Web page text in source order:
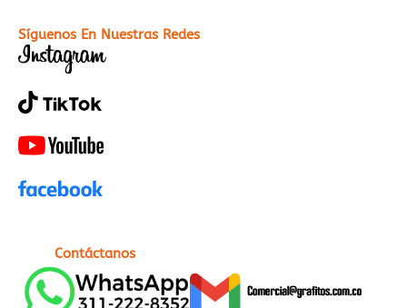
Síguenos En Nuestras Redes
Contáctanos